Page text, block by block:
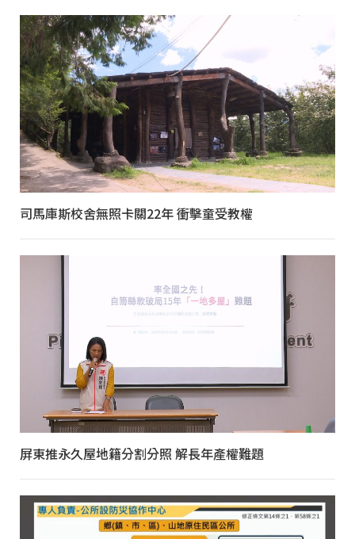
司馬庫斯校舍無照卡關22年 衝擊童受教權
屏東推永久屋地籍分割分照 解長年產權難題